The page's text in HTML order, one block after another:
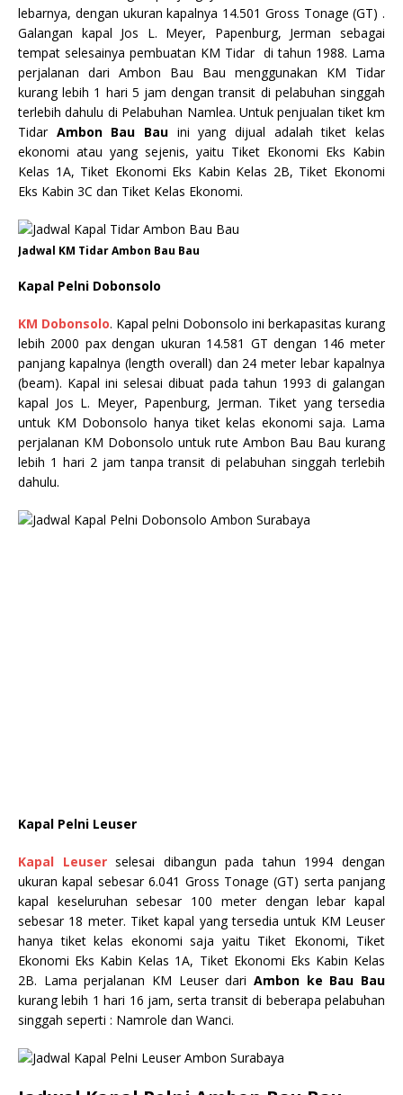
lebarnya, dengan ukuran kapalnya 14.501 Gross Tonage (GT) .
Galangan kapal Jos L. Meyer, Papenburg, Jerman sebagai
tempat selesainya pembuatan KM Tidar di tahun 1988. Lama
perjalanan dari Ambon Bau Bau menggunakan KM Tidar
kurang lebih 1 hari 5 jam dengan transit di pelabuhan singgah
terlebih dahulu di Pelabuhan Namlea. Untuk penjualan tiket km
Tidar Ambon Bau Bau ini yang dijual adalah tiket kelas
ekonomi atau yang sejenis, yaitu Tiket Ekonomi Eks Kabin
Kelas 1A, Tiket Ekonomi Eks Kabin Kelas 2B, Tiket Ekonomi
Eks Kabin 3C dan Tiket Kelas Ekonomi.
Jadwal KM Tidar Ambon Bau Bau
Kapal Pelni Dobonsolo
KM Dobonsolo. Kapal pelni Dobonsolo ini berkapasitas kurang
lebih 2000 pax dengan ukuran 14.581 GT dengan 146 meter
panjang kapalnya (length overall) dan 24 meter lebar kapalnya
(beam). Kapal ini selesai dibuat pada tahun 1993 di galangan
kapal Jos L. Meyer, Papenburg, Jerman. Tiket yang tersedia
untuk KM Dobonsolo hanya tiket kelas ekonomi saja. Lama
perjalanan KM Dobonsolo untuk rute Ambon Bau Bau kurang
lebih 1 hari 2 jam tanpa transit di pelabuhan singgah terlebih
dahulu.
Kapal Pelni Leuser
Kapal Leuserselesai dibangun pada tahun 1994 dengan
ukuran kapal sebesar 6.041 Gross Tonage (GT) serta panjang
kapal keseluruhan sebesar 100 meter dengan lebar kapal
sebesar 18 meter. Tiket kapal yang tersedia untuk KM Leuser
hanya tiket kelas ekonomi saja yaitu Tiket Ekonomi, Tiket
Ekonomi Eks Kabin Kelas 1A, Tiket Ekonomi Eks Kabin Kelas
2B. Lama perjalanan KM Leuser dari Ambon ke Bau Bau
kurang lebih 1 hari 16 jam, serta transit di beberapa pelabuhan
singgah seperti : Namrole dan Wanci.